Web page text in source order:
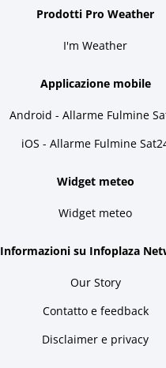
Prodotti Pro Weather
I'm Weather
Applicazione mobile
Android - Allarme Fulmine
iOS - Allarme Fulmine
Widget meteo
Widget meteo
Informazioni su Infoplaza
Our Story
Contatto e feedback
Disclaimer e privacy